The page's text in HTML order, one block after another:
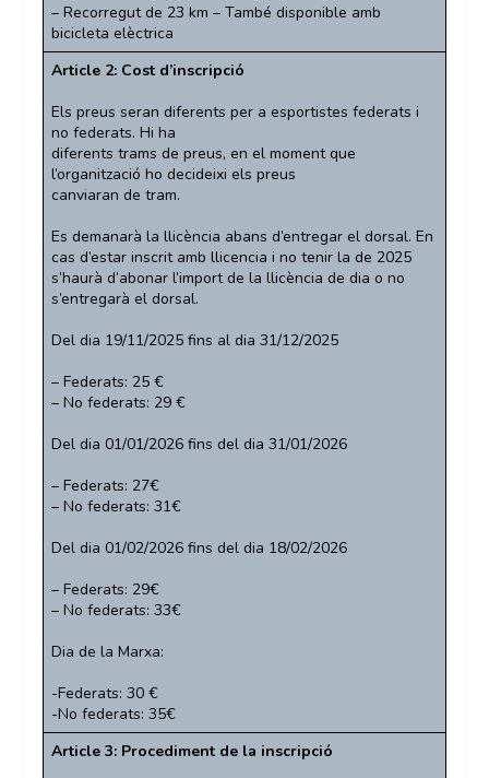
– Recorregut de 23 km – També disponible amb
bicicleta elèctrica
Article 2: Cost d’inscripció
Els preus seran diferents per a esportistes federats i
no federats. Hi ha
diferents trams de preus, en el moment que
l’organització ho decideixi els preus
canviaran de tram.
Es demanarà la llicència abans d’entregar el dorsal. En
cas d’estar inscrit amb llicencia i no tenir la de 2025
s’haurà d’abonar l’import de la llicència de dia o no
s’entregarà el dorsal.
Del dia 19/11/2025 fins al dia 31/12/2025
– Federats: 25 €
– No federats: 29 €
Del dia 01/01/2026 fins del dia 31/01/2026
– Federats: 27€
– No federats: 31€
Del dia 01/02/2026 fins del dia 18/02/2026
– Federats: 29€
– No federats: 33€
Dia de la Marxa:
-Federats: 30 €
-No federats: 35€
Article 3: Procediment de la inscripció